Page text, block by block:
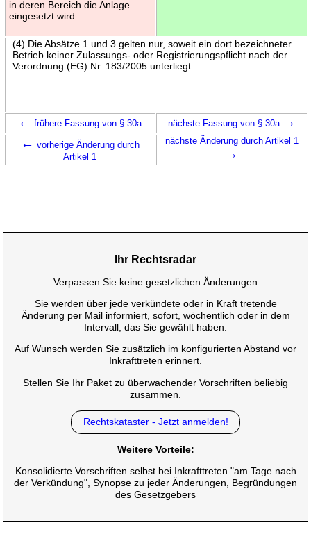
in deren Bereich die Anlage
eingesetzt wird.
(4) Die Absätze 1 und 3 gelten nur, soweit ein dort bezeichneter
Betrieb keiner Zulassungs- oder Registrierungspflicht nach der
Verordnung (EG) Nr. 183/2005 unterliegt.
← frühere Fassung von § 30a nächste Fassung von § 30a →
← vorherige Änderung durch
Artikel 1
nächste Änderung durch Artikel 1
→
Ihr Rechtsradar
Verpassen Sie keine gesetzlichen Änderungen
Sie werden über jede verkündete oder in Kraft tretende
Änderung per Mail informiert, sofort, wöchentlich oder in dem
Intervall, das Sie gewählt haben.
Auf Wunsch werden Sie zusätzlich im konfigurierten Abstand vor
Inkrafttreten erinnert.
Stellen Sie Ihr Paket zu überwachender Vorschriften beliebig
zusammen.
Rechtskataster - Jetzt anmelden!
Weitere Vorteile:
Konsolidierte Vorschriften selbst bei Inkrafttreten "am Tage nach
der Verkündung", Synopse zu jeder Änderungen, Begründungen
des Gesetzgebers